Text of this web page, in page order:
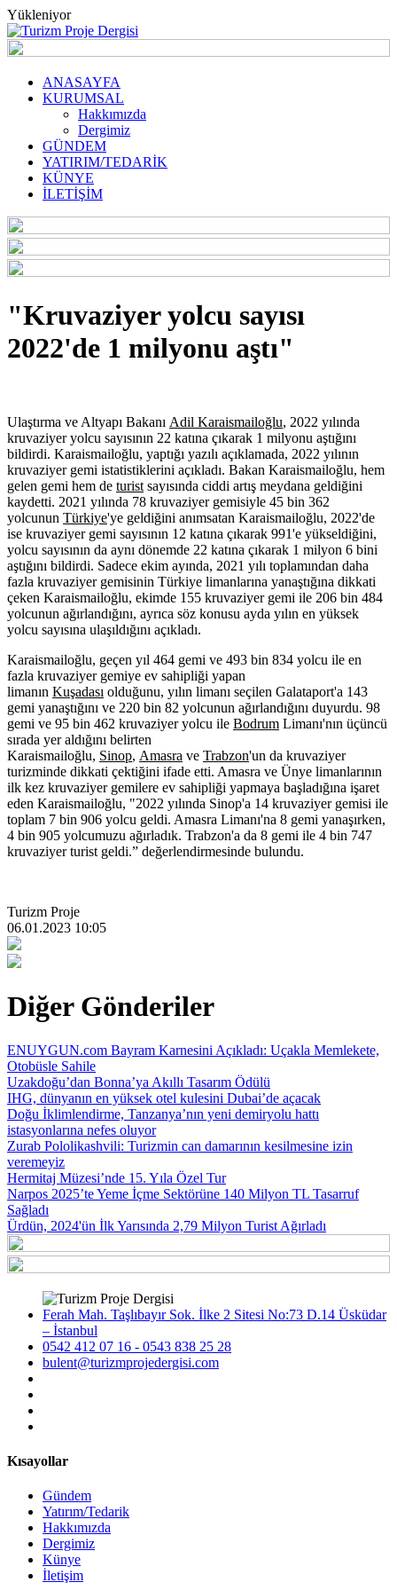
Yükleniyor
ANASAYFA
KURUMSAL
Hakkımızda
Dergimiz
GÜNDEM
YATIRIM/TEDARİK
KÜNYE
İLETİŞİM
"Kruvaziyer yolcu sayısı
2022'de 1 milyonu aştı"
Ulaştırma ve Altyapı Bakanı Adil Karaismailoğlu, 2022 yılında
kruvaziyer yolcu sayısının 22 katına çıkarak 1 milyonu aştığını
bildirdi. Karaismailoğlu, yaptığı yazılı açıklamada, 2022 yılının
kruvaziyer gemi istatistiklerini açıkladı. Bakan Karaismailoğlu, hem
gelen gemi hem de turist sayısında ciddi artış meydana geldiğini
kaydetti. 2021 yılında 78 kruvaziyer gemisiyle 45 bin 362
yolcunun Türkiye'ye geldiğini anımsatan Karaismailoğlu, 2022'de
ise kruvaziyer gemi sayısının 12 katına çıkarak 991'e yükseldiğini,
yolcu sayısının da aynı dönemde 22 katına çıkarak 1 milyon 6 bini
aştığını bildirdi. Sadece ekim ayında, 2021 yılı toplamından daha
fazla kruvaziyer gemisinin Türkiye limanlarına yanaştığına dikkati
çeken Karaismailoğlu, ekimde 155 kruvaziyer gemi ile 206 bin 484
yolcunun ağırlandığını, ayrıca söz konusu ayda yılın en yüksek
yolcu sayısına ulaşıldığını açıkladı.
Karaismailoğlu, geçen yıl 464 gemi ve 493 bin 834 yolcu ile en
fazla kruvaziyer gemiye ev sahipliği yapan
limanın Kuşadası olduğunu, yılın limanı seçilen Galataport'a 143
gemi yanaştığını ve 220 bin 82 yolcunun ağırlandığını duyurdu. 98
gemi ve 95 bin 462 kruvaziyer yolcu ile Bodrum Limanı'nın üçüncü
sırada yer aldığını belirten
Karaismailoğlu, Sinop, Amasra ve Trabzon'un da kruvaziyer
turizminde dikkati çektiğini ifade etti. Amasra ve Ünye limanlarının
ilk kez kruvaziyer gemilere ev sahipliği yapmaya başladığına işaret
eden Karaismailoğlu, "2022 yılında Sinop'a 14 kruvaziyer gemisi ile
toplam 7 bin 906 yolcu geldi. Amasra Limanı'na 8 gemi yanaşırken,
4 bin 905 yolcumuzu ağırladık. Trabzon'a da 8 gemi ile 4 bin 747
kruvaziyer turist geldi.” değerlendirmesinde bulundu.
Turizm Proje
06.01.2023 10:05
Diğer Gönderiler
ENUYGUN.com Bayram Karnesini Açıkladı: Uçakla Memlekete,
Otobüsle Sahile
Uzakdoğu’dan Bonna’ya Akıllı Tasarım Ödülü
IHG, dünyanın en yüksek otel kulesini Dubai’de açacak
Doğu İklimlendirme, Tanzanya’nın yeni demiryolu hattı
istasyonlarına nefes oluyor
Zurab Pololikashvili: Turizmin can damarının kesilmesine izin
veremeyiz
Hermitaj Müzesi’nde 15. Yıla Özel Tur
Narpos 2025’te Yeme İçme Sektörüne 140 Milyon TL Tasarruf
Sağladı
Ürdün, 2024'ün İlk Yarısında 2,79 Milyon Turist Ağırladı
Ferah Mah. Taşlıbayır Sok. İlke 2 Sitesi No:73 D.14 Üsküdar
– İstanbul
0542 412 07 16 - 0543 838 25 28
bulent@turizmprojedergisi.com
Kısayollar
Gündem
Yatırım/Tedarik
Hakkımızda
Dergimiz
Künye
İletişim